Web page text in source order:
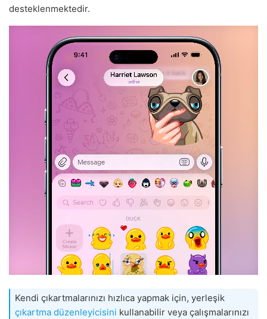
desteklenmektedir.
Kendi çıkartmalarınızı hızlıca yapmak için, yerleşik
çıkartma düzenleyicisini kullanabilir veya çalışmalarınızı